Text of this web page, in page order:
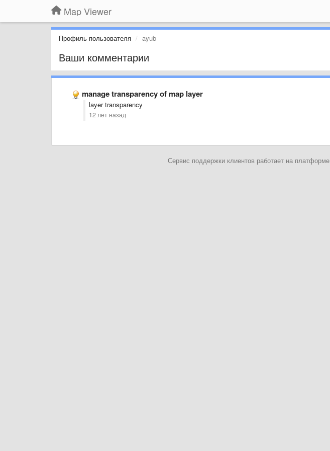
Map Viewer
Профиль пользователя ayub
Ваши комментарии
manage transparency of map layer
layer transparency
12 лет назад
Сервис поддержки клиентов работает на платформе